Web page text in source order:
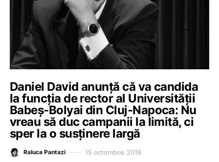
Daniel David anunță că va candida
la funcția de rector al Universității
Babeș-Bolyai din Cluj-Napoca: Nu
vreau să duc campanii la limită, ci
sper la o susținere largă
Raluca Pantazi 15 octombrie 2019